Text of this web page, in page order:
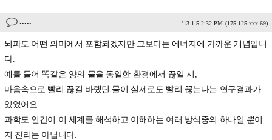
..... '13.1.5 2:32 PM (175.125.xxx.69)
뇌파도 어떤 의미에서 포함되겠지만 그보다는 에너지에 가까운 개념입니
다.
예를 들어 똑같은 양의 물을 동일한 환경에서 끊일 시,
마음속으로 빨리 끊길 바랬던 물이 실제로도 빨리 끊는다는 연구결과가
있었어요.
과학도 인간이 이 세계를 해석하고 이해하는 여러 방식중의 하나일 뿐이
지 진리는 아닙니다.